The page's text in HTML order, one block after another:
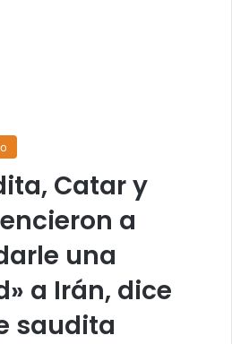
Catar y
a
una
a Irán, dice
saudita